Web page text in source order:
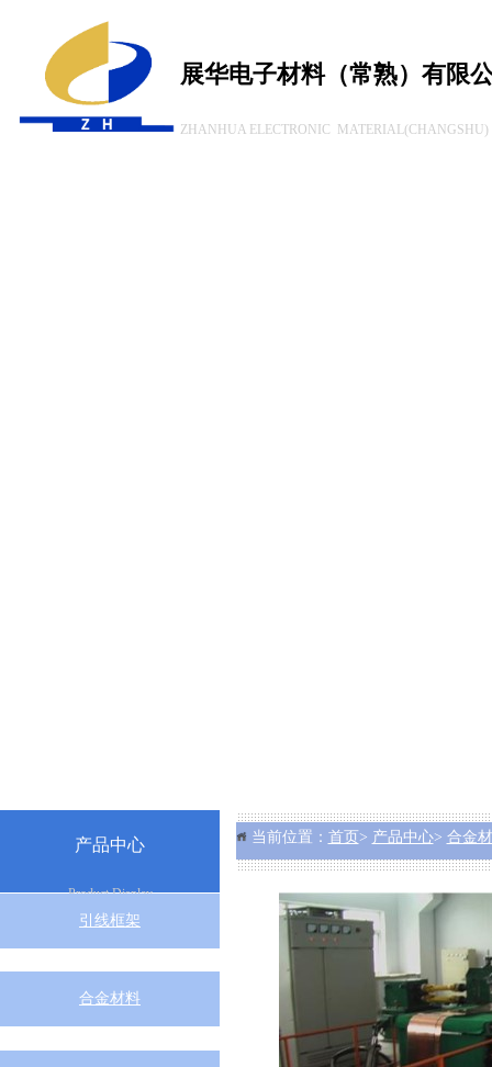
展华电子材料（常熟）有限
ZHANHUA ELECTRONIC MATERIAL(CHANGSHU)
当前位置： 首页 > 产品中心> 合金
产品中心
Product Display
引线框架
合金材料